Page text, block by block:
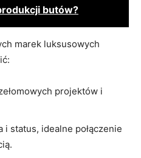
butów?
marek ⁣luksusowych
projektów i⁣
i status, idealne połączenie